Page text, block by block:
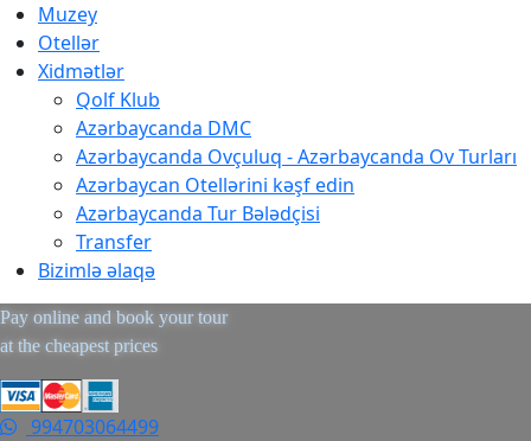
Muzey
Otellər
Xidmətlər
Qolf Klub
Azərbaycanda DMC
Azərbaycanda Ovçuluq - Azərbaycanda Ov Turları
Azərbaycan Otellərini kəşf edin
Azərbaycanda Tur Bələdçisi
Transfer
Bizimlə əlaqə
Pay online and book your tour
at the cheapest prices
994703064499